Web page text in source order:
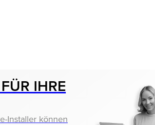
IHRE
Installer können